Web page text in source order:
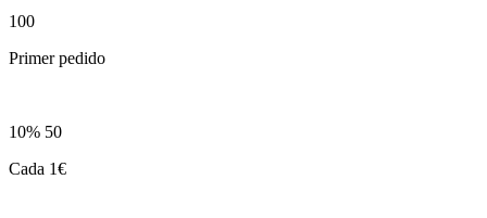
100
Primer pedido
10% 50
Cada 1€